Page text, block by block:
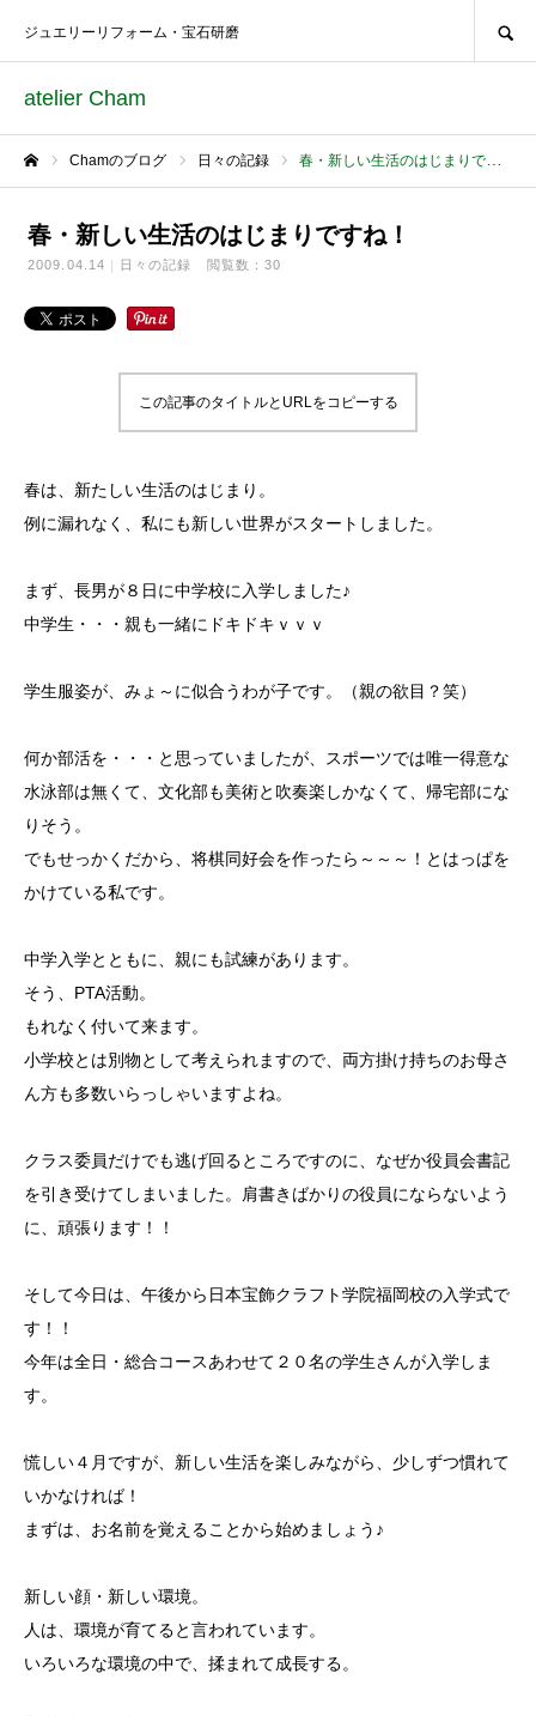
atelier Cham
ジュエリーリフォーム・宝石研磨
Chamのブログ 日々の記録 春・新しい生活のはじまりですね！
春・新しい生活のはじまりですね！
2009.04.14 日々の記録 閲覧数：30
この記事のタイトルとURLをコピーする
春は、新たしい生活のはじまり。
例に漏れなく、私にも新しい世界がスタートしました。
まず、長男が８日に中学校に入学しました♪
中学生・・・親も一緒にドキドキｖｖｖ
学生服姿が、みょ～に似合うわが子です。（親の欲目？笑）
何か部活を・・・と思っていましたが、スポーツでは唯一得意な
水泳部は無くて、文化部も美術と吹奏楽しかなくて、帰宅部にな
りそう。
でもせっかくだから、将棋同好会を作ったら～～～！とはっぱを
かけている私です。
中学入学とともに、親にも試練があります。
そう、PTA活動。
もれなく付いて来ます。
小学校とは別物として考えられますので、両方掛け持ちのお母さ
ん方も多数いらっしゃいますよね。
クラス委員だけでも逃げ回るところですのに、なぜか役員会書記
を引き受けてしまいました。肩書きばかりの役員にならないよう
に、頑張ります！！
そして今日は、午後から日本宝飾クラフト学院福岡校の入学式で
す！！
今年は全日・総合コースあわせて２０名の学生さんが入学しま
す。
慌しい４月ですが、新しい生活を楽しみながら、少しずつ慣れて
いかなければ！
まずは、お名前を覚えることから始めましょう♪
新しい顔・新しい環境。
人は、環境が育てると言われています。
いろいろな環境の中で、揉まれて成長する。